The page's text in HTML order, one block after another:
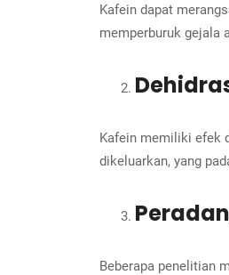
Kafein dapat
memperburuk gejala
Kafein memiliki efek
dikeluarkan, yang
Beberapa penelitian